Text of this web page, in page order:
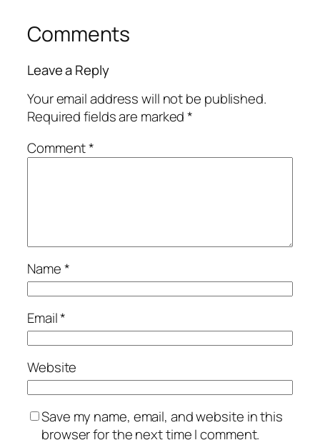
Comments
Leave a Reply
Your email address will not be published.
Required fields are marked*
Comment*
Name*
Email*
Website
Save my name, email, and website in this
browser for the next time I comment.